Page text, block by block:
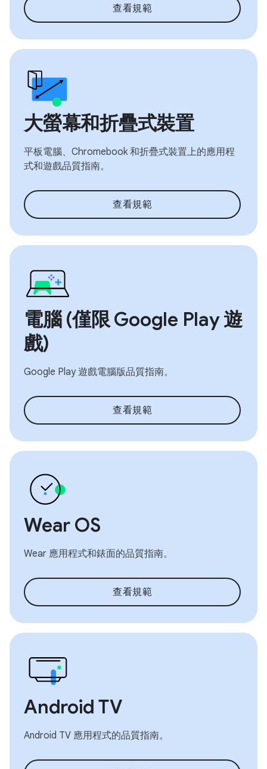
查看規範
大螢幕和折疊式裝置
平板電腦、Chromebook 和折疊式裝置上的應用程
式和遊戲品質指南。
查看規範
電腦 (僅限 Google Play 遊
戲)
Google Play 遊戲電腦版品質指南。
查看規範
Wear OS
Wear 應用程式和錶面的品質指南。
查看規範
Android TV
Android TV 應用程式的品質指南。